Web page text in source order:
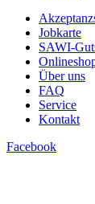
Jobkarte
SAWI-
Über uns
FAQ
Service
Kontakt
Facebook